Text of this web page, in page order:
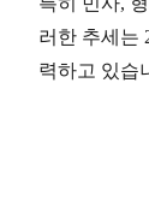
러한 추세는
력하고 있습